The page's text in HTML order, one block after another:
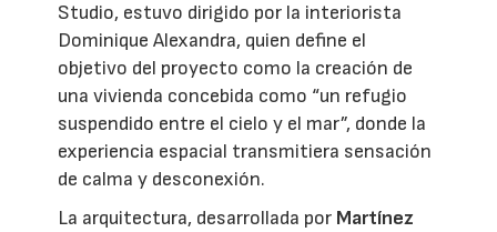
Studio, estuvo dirigido por la interiorista
Dominique Alexandra, quien define el
objetivo del proyecto como la creación de
una vivienda concebida como “un refugio
suspendido entre el cielo y el mar”, donde la
experiencia espacial transmitiera sensación
de calma y desconexión.
La arquitectura, desarrollada por Martínez